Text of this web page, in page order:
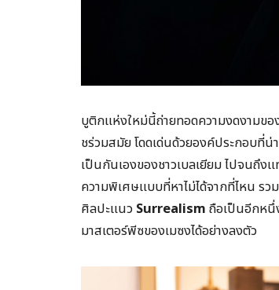
บูติกแห่งใหม่นี้ถ่ายทอดความงดงามข
ชร่วมสมัย โดดเด่นด้วยองค์ประกอบที่น่
เป็นกันเองของชาวเบลเยียม ไปจนถึ
ความพิเศษแบบที่หาไม่ได้จากที่ไหน ร
ศิลปะแนว Surrealism ถือเป็นอีกห
มาสเตอร์พีซของเมซงได้อย่างลงตัว